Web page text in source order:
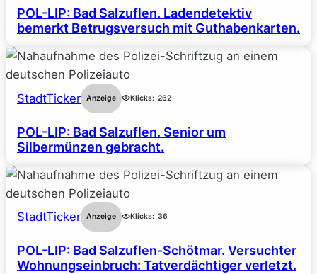
POL-LIP: Bad Salzuflen. Ladendetektiv
bemerkt Betrugsversuch mit Guthabenkarten.
StadtTicker Anzeige Klicks: 262
POL-LIP: Bad Salzuflen. Senior um
Silbermünzen gebracht.
StadtTicker Anzeige Klicks: 36
POL-LIP: Bad Salzuflen-Schötmar. Versuchter
Wohnungseinbruch: Tatverdächtiger verletzt.